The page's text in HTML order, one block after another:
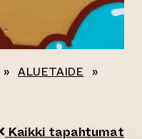
» ALUETAIDE »
Kaikki tapahtumat